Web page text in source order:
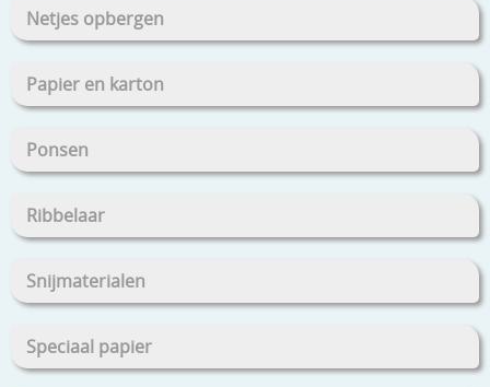
Netjes opbergen
Papier en karton
Ponsen
Ribbelaar
Snijmaterialen
Speciaal papier